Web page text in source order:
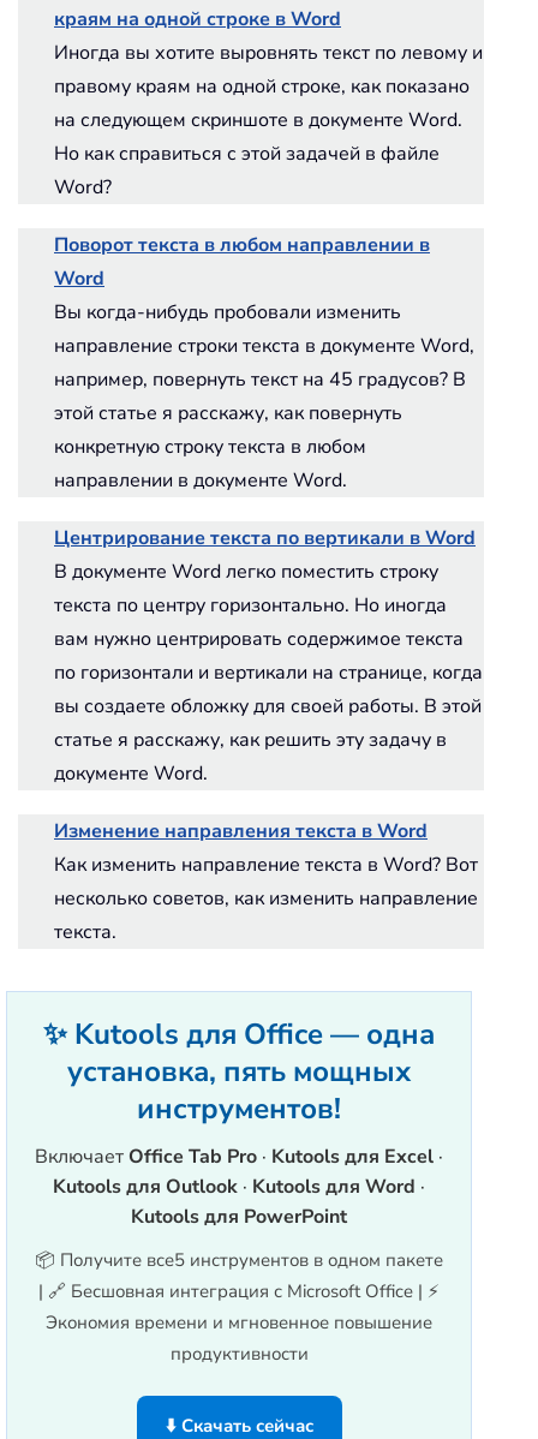
краям на одной строке в Word
Иногда вы хотите выровнять текст по левому и
правому краям на одной строке, как показано
на следующем скриншоте в документе Word.
Но как справиться с этой задачей в файле
Word?
Поворот текста в любом направлении в
Word
Вы когда-нибудь пробовали изменить
направление строки текста в документе Word,
например, повернуть текст на 45 градусов? В
этой статье я расскажу, как повернуть
конкретную строку текста в любом
направлении в документе Word.
Центрирование текста по вертикали в Word
В документе Word легко поместить строку
текста по центру горизонтально. Но иногда
вам нужно центрировать содержимое текста
по горизонтали и вертикали на странице, когда
вы создаете обложку для своей работы. В этой
статье я расскажу, как решить эту задачу в
документе Word.
Изменение направления текста в Word
Как изменить направление текста в Word? Вот
несколько советов, как изменить направление
текста.
✨ Kutools для Office — одна
установка, пять мощных
инструментов!
ВключаетOffice Tab Pro · Kutools для Excel ·
Kutools для Outlook · Kutools для Word ·
Kutools для PowerPoint
📦 Получите все5 инструментов в одном пакете
| 🔗 Бесшовная интеграция с Microsoft Office | ⚡
Экономия времени и мгновенное повышение
продуктивности
⬇️ Скачать сейчас